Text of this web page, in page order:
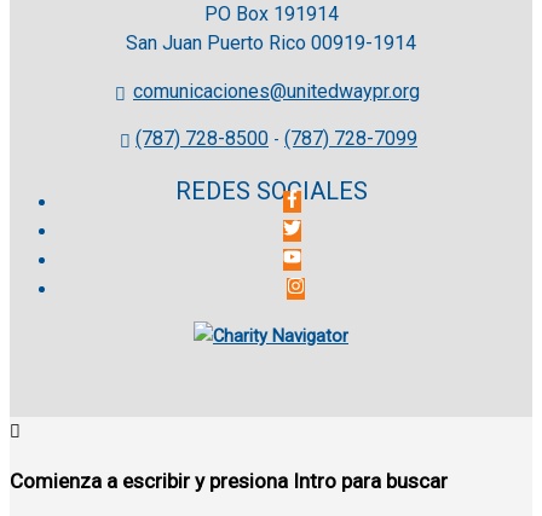
PO Box 191914
San Juan Puerto Rico 00919-1914
comunicaciones@unitedwaypr.org
(787) 728-8500 - (787) 728-7099
REDES SOCIALES
Comienza a escribir y presiona Intro para buscar